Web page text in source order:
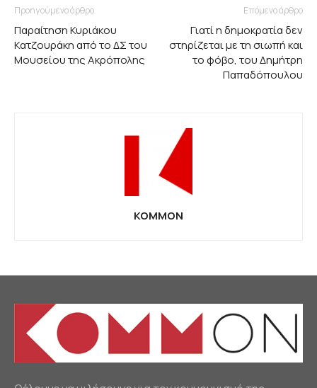
Προηγούμενο άρθρο
Παραίτηση Κυριάκου
Κατζουράκη από το ΔΣ του
Μουσείου της Ακρόπολης
Επόμενο άρθρο
Γιατί η δημοκρατία δεν
στηρίζεται με τη σιωπή και
το φόβο, του Δημήτρη
Παπαδόπουλου
KOMMON